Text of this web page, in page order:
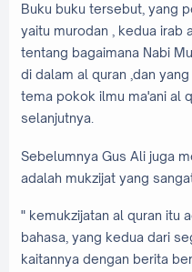
Buku buku tersebut, yang
yaitu murodan , kedua irab
tentang bagaimana Nabi
di dalam al quran ,dan
tema pokok ilmu ma'ani al
selanjutnya.
Sebelumnya Gus Ali juga
adalah mukzijat yang
" kemukzijatan al quran itu
bahasa, yang kedua dari
kaitannya dengan berita